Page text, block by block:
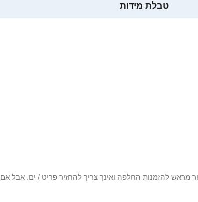
טבלת מידות
פגום / פגום, אנו נפתור מראש להזמנות החלפה ואינך צריך להחזיר פריט /